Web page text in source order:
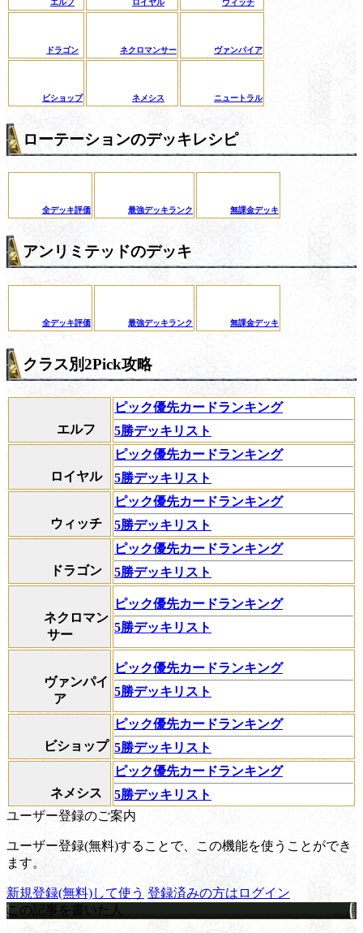
エルフ ロイヤル ウィッチ
ドラゴン ネクロマンサー ヴァンパイア
ビショップ ネメシス ニュートラル
ローテーションのデッキレシピ
全デッキ評価 最強デッキランク 無課金デッキ
アンリミテッドのデッキ
全デッキ評価 最強デッキランク 無課金デッキ
クラス別2Pick攻略
エルフ
ピック優先カードランキング
5勝デッキリスト
ロイヤル
ピック優先カードランキング
5勝デッキリスト
ウィッチ
ピック優先カードランキング
5勝デッキリスト
ドラゴン
ピック優先カードランキング
5勝デッキリスト
ネクロマン
サー
ピック優先カードランキング
5勝デッキリスト
ヴァンパイ
ア
ピック優先カードランキング
5勝デッキリスト
ビショップ
ピック優先カードランキング
5勝デッキリスト
ネメシス
ピック優先カードランキング
5勝デッキリスト
ユーザー登録のご案内
ユーザー登録(無料)することで、この機能を使うことができ
ます。
新規登録(無料)して使う 登録済みの方はログイン
この記事を書いた人